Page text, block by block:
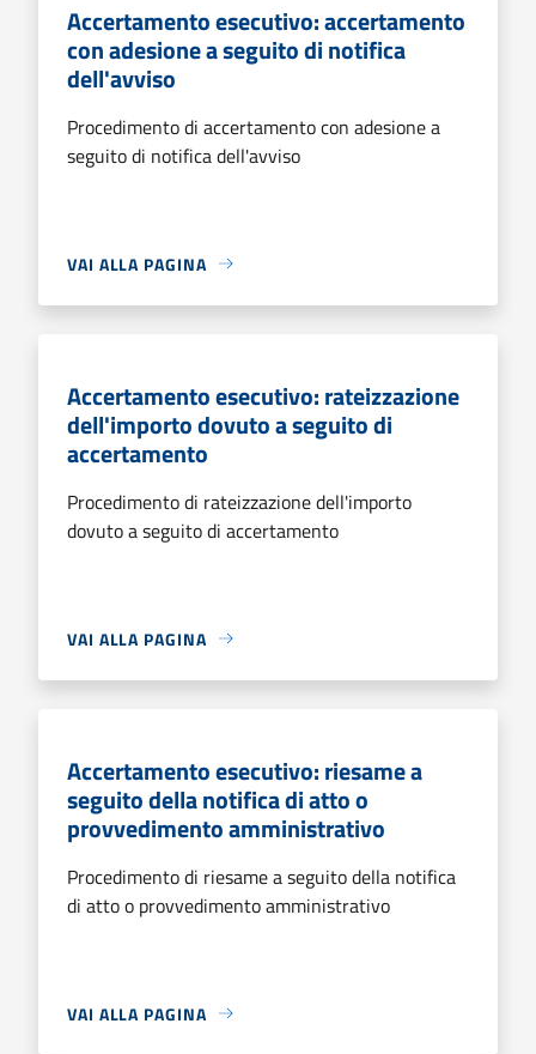
Accertamento esecutivo: accertamento
con adesione a seguito di notifica
dell'avviso
Procedimento di accertamento con adesione a
seguito di notifica dell'avviso
VAI ALLA PAGINA
Accertamento esecutivo: rateizzazione
dell'importo dovuto a seguito di
accertamento
Procedimento di rateizzazione dell'importo
dovuto a seguito di accertamento
VAI ALLA PAGINA
Accertamento esecutivo: riesame a
seguito della notifica di atto o
provvedimento amministrativo
Procedimento di riesame a seguito della notifica
di atto o provvedimento amministrativo
VAI ALLA PAGINA